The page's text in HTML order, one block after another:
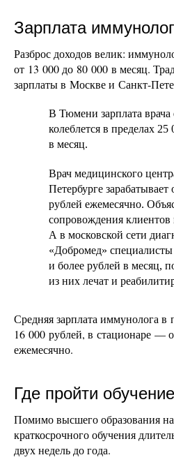
Зарплата
Разброс доходов велик:
от 13 000 до 80 000 в месяц.
зарплаты в Москве и Санкт-
В Тюмени зарплата
колеблется в пределах
в месяц.
Врач медицинского
Петербурге
рублей ежемесячно.
сопровождения
А в московской сети
«Добромед»
и более рублей в месяц,
из них лечат и
Средняя зарплата иммунолога
16 000 рублей, в стационаре —
ежемесячно.
Где пройти обучение
Помимо высшего образования
краткосрочного обучения
двух недель до года.